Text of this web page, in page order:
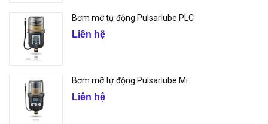
Bơm mỡ tự động Pulsarlube PLC
Liên hệ
Bơm mỡ tự động Pulsarlube Mi
Liên hệ